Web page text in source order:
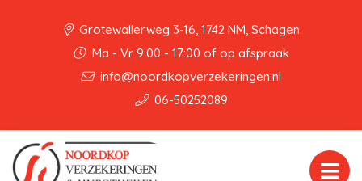
Grotewallerweg 3-16, 1742 NM, Schagen
Ma - Vr 9:00 - 17:00 of op afspraak
info@noordkopverzekeringen.nl
06-50252089